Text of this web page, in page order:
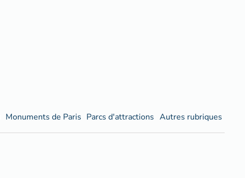
Monuments de Paris Parcs d'attractions Autres rubriques